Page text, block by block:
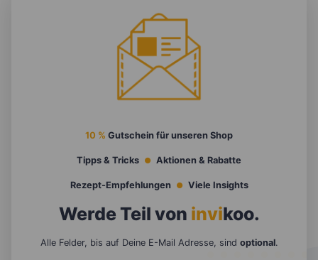
10 % Gutschein für unseren Shop
Tipps & Tricks Aktionen & Rabatte
Rezept-Empfehlungen Viele Insights
Werde Teil von invikoo.
Alle Felder, bis auf Deine E-Mail Adresse, sind optional.